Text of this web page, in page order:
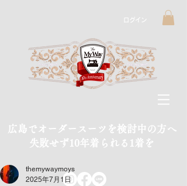
ログイン
広島でオーダースーツを検討中の方へ
​失敗せず10年着られる1着を
themywaymoys
2025年7月1日